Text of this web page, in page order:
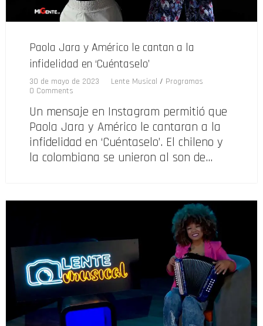
Paola Jara y Américo le cantan a la
infidelidad en ‘Cuéntaselo’
30 de mayo de 2023 Lente Musical / Programas
0 Comments
Un mensaje en Instagram permitió que
Paola Jara y Américo le cantaran a la
infidelidad en ‘Cuéntaselo’. El chileno y
la colombiana se unieron al son de…